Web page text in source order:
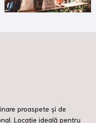
proaspete și de
Locație ideală pentru